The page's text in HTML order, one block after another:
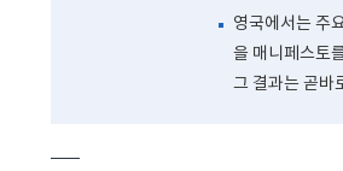
영국에서는 주
을 매니페스토
그 결과는 곧바